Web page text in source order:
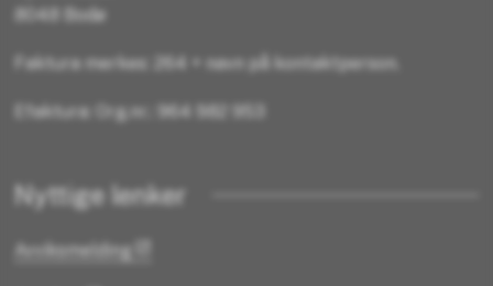
8048 Bodø
Faktura merkes: 264 + navn på kontaktperson.
Efaktura: Org.nr.: 964 982 953
Nyttige lenker
Avviksmelding